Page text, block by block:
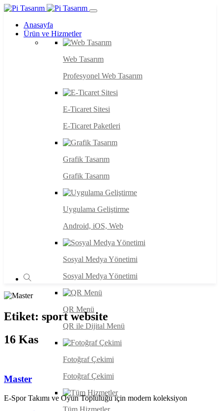
Anasayfa
Ürün ve Hizmetler
Web Tasarım
Profesyonel Web Tasarım
E-Ticaret Sitesi
E-Ticaret Paketleri
Grafik Tasarım
Grafik Tasarım
Uygulama Geliştirme
Android, iOS, Web
Sosyal Medya Yönetimi
Sosyal Medya Yönetimi
QR Menü
QR ile Dijital Menü
Fotoğraf Çekimi
Fotoğraf Çekimi
Tüm Hizmetler
Etiket: sport website
16 Kas
Master
E-Spor Takımı ve Oyun Topluluğu için modern koleksiyon